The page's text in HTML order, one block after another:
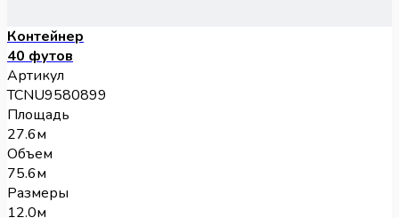
Контейнер
40 футов
Артикул
TCNU9580899
Площадь
27.6м
Объем
75.6м
Размеры
12.0м